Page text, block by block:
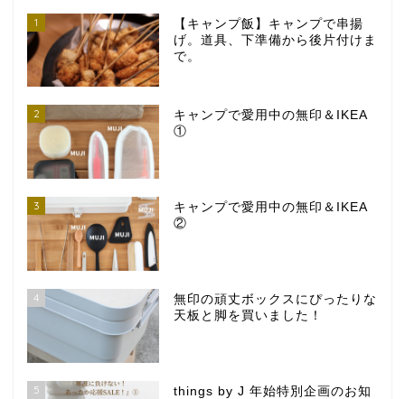
1
【キャンプ飯】キャンプで串揚
げ。道具、下準備から後片付けま
で。
2
キャンプで愛用中の無印＆IKEA
①
3
キャンプで愛用中の無印＆IKEA
②
4
無印の頑丈ボックスにぴったりな
天板と脚を買いました！
5
things by J 年始特別企画のお知